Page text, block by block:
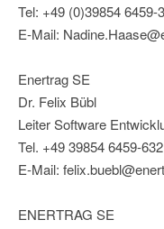
Tel: +49 (0)39854 6459-
E-Mail:
Enertrag SE
Dr. Felix Bübl
Leiter Software
Tel. +49 39854 6459-632
E-Mail:
ENERTRAG SE